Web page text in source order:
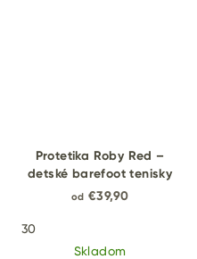
Protetika Roby Red –
detské barefoot tenisky
od €39,90
30
Skladom